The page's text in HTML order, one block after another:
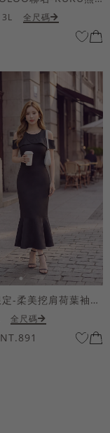
3L 全尺碼
小隻女限定-柔美挖肩荷葉袖魚尾長洋裝
全尺碼
NT.891